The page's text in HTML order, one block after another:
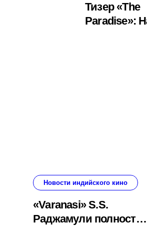
Тизер «The
Paradise»:
Новости индийского кино
«Varanasi» S.S.
Раджамули полностью